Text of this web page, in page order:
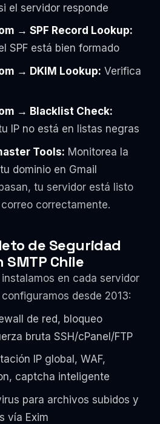
el servidor responde
→ SPF Record Lookup:
SPF está bien formado
→ DKIM Lookup: Verifica
→ Blacklist Check:
IP no está en listas negras
Tools: Monitorea la
dominio en Gmail
tu servidor está listo
correctamente.
de Seguridad
SMTP Chile
en cada servidor
desde 2013:
de red, bloqueo
bruta SSH/cPanel/FTP
IP global, WAF,
captcha inteligente
para archivos subidos y
vía Exim